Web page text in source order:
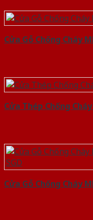
Cửa Gỗ Chống Cháy
Cửa Thép Chống
Cửa Gỗ Chống Cháy